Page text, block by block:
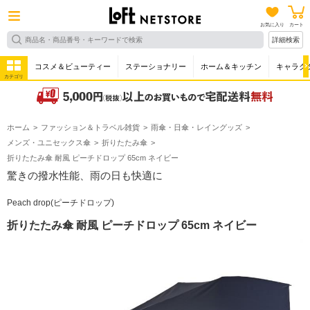
お気に入り カート
詳細検索
カテゴリ
コスメ＆ビューティー ステーショナリー ホーム＆キッチン キャラク
ホーム ファッション＆トラベル雑貨
雨傘・日傘・レイングッズ
メンズ・ユニセックス傘
折りたたみ傘
折りたたみ傘 耐風 ピーチドロップ 65cm ネイビー
驚きの撥水性能、雨の日も快適に
Peach drop(ピーチドロップ)
折りたたみ傘 耐風 ピーチドロップ 65cm ネイビー